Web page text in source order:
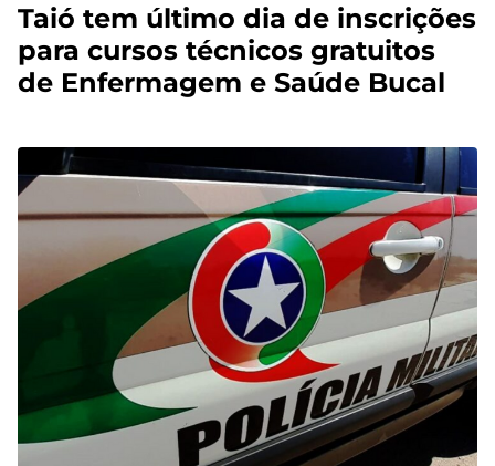
Taió tem último dia de inscrições
para cursos técnicos gratuitos
de Enfermagem e Saúde Bucal